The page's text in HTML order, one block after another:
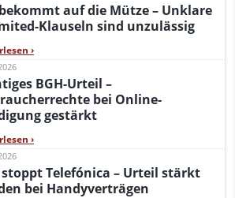
auf die Mütze – Unklare
Klauseln sind unzulässig
›
BGH-Urteil –
bei Online-
gestärkt
›
stoppt Telefónica – Urteil stärkt
bei Handyverträgen